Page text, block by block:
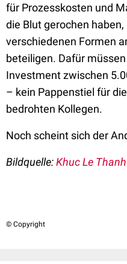
für Prozesskosten und
die Blut gerochen
verschiedenen Formen
beteiligen. Dafür
Investment zwischen
– kein Pappenstiel für
bedrohten Kollegen.
Noch scheint sich der
Bildquelle:Khuc Le
© Copyright